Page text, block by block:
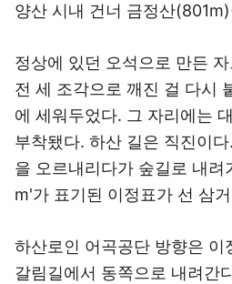
양산 시내 건너 금정산
정상에 있던 오석으로 만든
전 세 조각으로 깨진 걸 다시
에 세워두었다. 그 자리에는
부착됐다. 하산 길은 직진이
을 오르내리다가 숲길로 내려
m'가 표기된 이정표가 선 삼
하산로인 어곡공단 방향은 이
갈림길에서 동쪽으로 내려간